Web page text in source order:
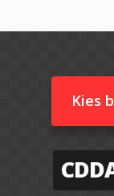
Kies